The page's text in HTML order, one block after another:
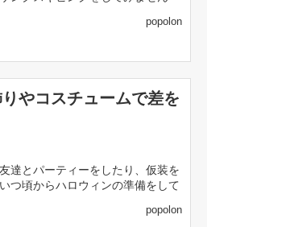
popolon
やコスチュームで差を
達とパーティーをしたり、仮装を
つ頃からハロウィンの準備をして
popolon